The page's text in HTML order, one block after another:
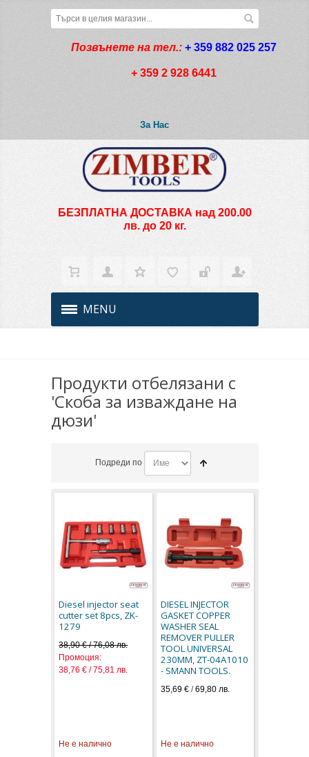
Позвънете на тел.: + 359 882 025 257
+ 359 2 928 6441
За Нас
БЕЗПЛАТНА ДОСТАВКА над 200.00
лв. до 20 кг.
MENU
Продукти отбелязани с
'Скоба за изваждане на
дюзи'
Подреди по
Diesel injector seat
cutter set 8pcs, ZK-
1279
38,90 € / 76,08 лв.
Промоция:
38,76 € / 75,81 лв.
Не е налично
DIESEL INJECTOR
GASKET COPPER
WASHER SEAL
REMOVER PULLER
TOOL UNIVERSAL
230MM, ZT-04A1010
- SMANN TOOLS.
35,69 €/69,80 лв.
Не е налично